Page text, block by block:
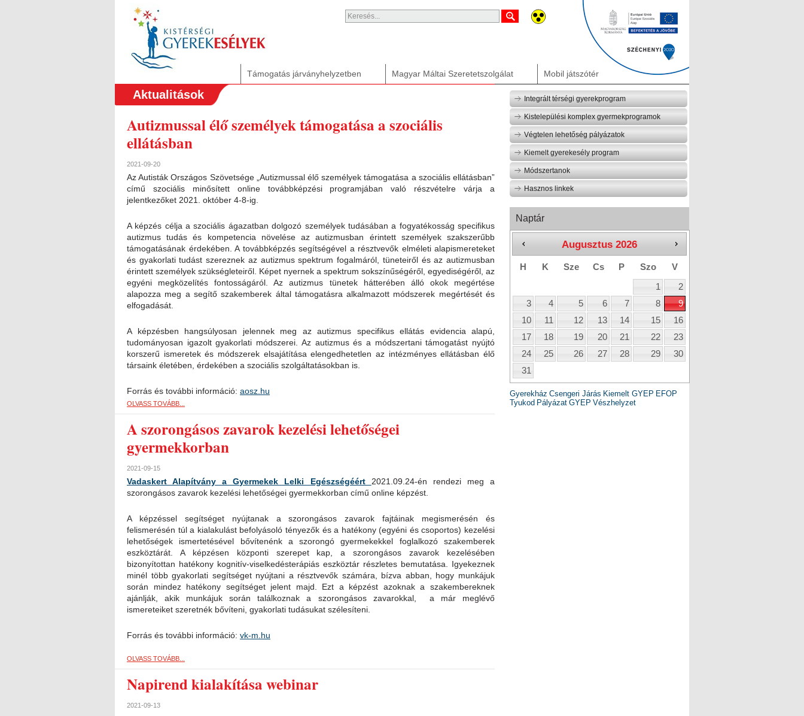
Támogatás járványhelyzetben Magyar Máltai Szeretetszolgálat Mobil játszótér
Aktualitások
Autizmussal élő személyek támogatása a szociális
ellátásban
2021-09-20
Az Autisták Országos Szövetsége „Autizmussal élő személyek támogatása a szociális ellátásban”
című szociális minősített online továbbképzési programjában való részvételre várja a
jelentkezőket 2021. október 4-8-ig.
A képzés célja a szociális ágazatban dolgozó személyek tudásában a fogyatékosság specifikus
autizmus tudás és kompetencia növelése az autizmusban érintett személyek szakszerűbb
támogatásának érdekében. A továbbképzés segítségével a résztvevők elméleti alapismereteket
és gyakorlati tudást szereznek az autizmus spektrum fogalmáról, tüneteiről és az autizmusban
érintett személyek szükségleteiről. Képet nyernek a spektrum sokszínűségéről, egyediségéről, az
egyéni megközelítés fontosságáról. Az autizmus tünetek hátterében álló okok megértése
alapozza meg a segítő szakemberek által támogatásra alkalmazott módszerek megértését és
elfogadását.
A képzésben hangsúlyosan jelennek meg az autizmus specifikus ellátás evidencia alapú,
tudományosan igazolt gyakorlati módszerei. Az autizmus és a módszertani támogatást nyújtó
korszerű ismeretek és módszerek elsajátítása elengedhetetlen az intézményes ellátásban élő
társaink életében, érdekében a szociális szolgáltatásokban is.
Forrás és további információ: aosz.hu
OLVASS TOVÁBB...
A szorongásos zavarok kezelési lehetőségei
gyermekkorban
2021-09-15
Vadaskert Alapítvány a Gyermekek Lelki Egészségéért 2021.09.24-én rendezi meg a
szorongásos zavarok kezelési lehetőségei gyermekkorban című online képzést.
A képzéssel segítséget nyújtanak a szorongásos zavarok fajtáinak megismerésén és
felismerésén túl a kialakulást befolyásoló tényezők és a hatékony (egyéni és csoportos) kezelési
lehetőségek ismertetésével bővítenénk a szorongó gyermekekkel foglalkozó szakemberek
eszköztárát. A képzésen központi szerepet kap, a szorongásos zavarok kezelésében
bizonyítottan hatékony kognitív-viselkedésterápiás eszköztár részletes bemutatása. Igyekeznek
minél több gyakorlati segítséget nyújtani a résztvevők számára, bízva abban, hogy munkájuk
során mindez hatékony segítséget jelent majd. Ezt a képzést azoknak a szakembereknek
ajánlják, akik munkájuk során találkoznak a szorongásos zavarokkal, a már meglévő
ismereteiket szeretnék bővíteni, gyakorlati tudásukat szélesíteni.
Forrás és további információ: vk-m.hu
OLVASS TOVÁBB...
Napirend kialakítása webinar
2021-09-13
Integrált térségi gyerekprogram
Kistelepülési komplex gyermekprogramok
Végtelen lehetőség pályázatok
Kiemelt gyerekesély program
Módszertanok
Hasznos linkek
Naptár
Augusztus 2026
H K Sze Cs P Szo
V
1
2
3
4 5 6 7 8
9
10
11 12 13 14 15
16
17
18 19 20 21 22
23
24
25 26 27 28 29
30
31
Gyerekház Csengeri Járás Kiemelt GYEP EFOP
Tyukod Pályázat GYEP Vészhelyzet